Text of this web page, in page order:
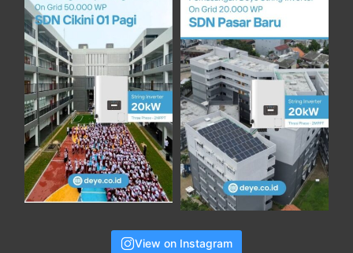
View on Instagram